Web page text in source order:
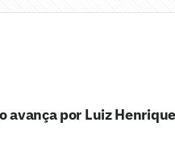
avança por Luiz